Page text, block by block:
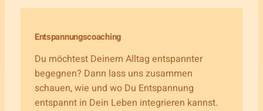
Entspannungscoaching
Du möchtest Deinem Alltag entspannter
begegnen? Dann lass uns zusammen
schauen, wie und wo Du Entspannung
entspannt in Dein Leben integrieren kannst.